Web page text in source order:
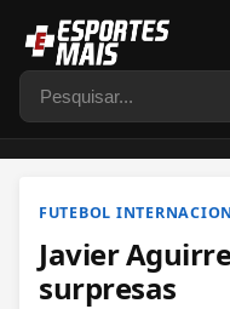
Pesquisar
FUTEBOL
Javier
surpresas